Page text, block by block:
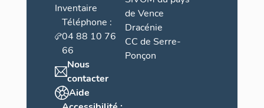
Inventaire
Téléphone :
04 88 10 76
66
Nous
contacter
Aide
de Vence
Dracénie
CC de Serre-
Ponçon